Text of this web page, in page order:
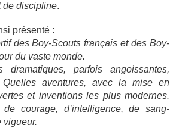
de discipline.
présenté :
des Boy-Scouts français et des Boy-
du vaste monde.
dramatiques, parfois angoissantes,
aventures, avec la mise en
et inventions les plus modernes.
courage, d’intelligence, de sang-
vigueur.